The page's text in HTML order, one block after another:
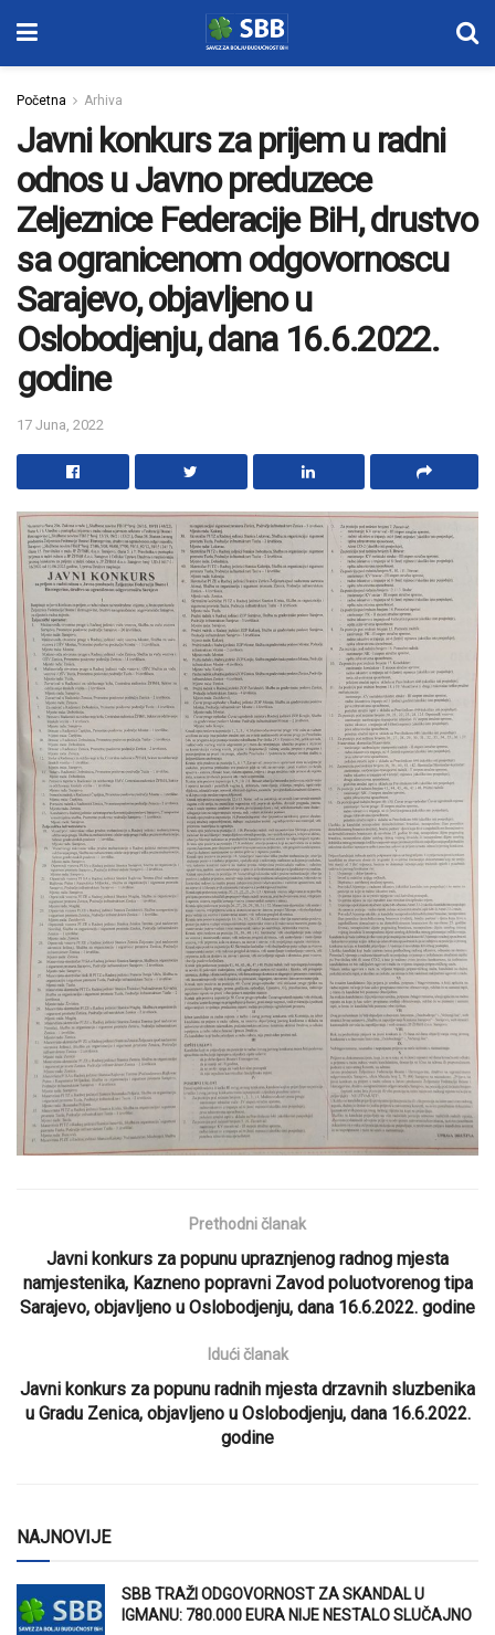
Početna Arhiva
Javni konkurs za prijem u radni
odnos u Javno preduzece
Zeljeznice Federacije BiH, drustvo
sa ogranicenom odgovornoscu
Sarajevo, objavljeno u
Oslobodjenju, dana 16.6.2022.
godine
17 Juna, 2022
Prethodni članak
Javni konkurs za popunu upraznjenog radnog mjesta
namjestenika, Kazneno popravni Zavod poluotvorenog tipa
Sarajevo, objavljeno u Oslobodjenju, dana 16.6.2022. godine
Idući članak
Javni konkurs za popunu radnih mjesta drzavnih sluzbenika
u Gradu Zenica, objavljeno u Oslobodjenju, dana 16.6.2022.
godine
NAJNOVIJE
SBB TRAŽI ODGOVORNOST ZA SKANDAL U
IGMANU: 780.000 EURA NIJE NESTALO SLUČAJNO